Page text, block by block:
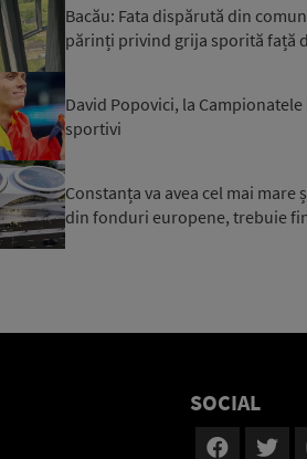
Bacău: Fata dispărută din
părinți privind grija sporită față
David Popovici, la
sportivi
Constanța va avea cel mai
din fonduri europene, trebuie
SOCIAL